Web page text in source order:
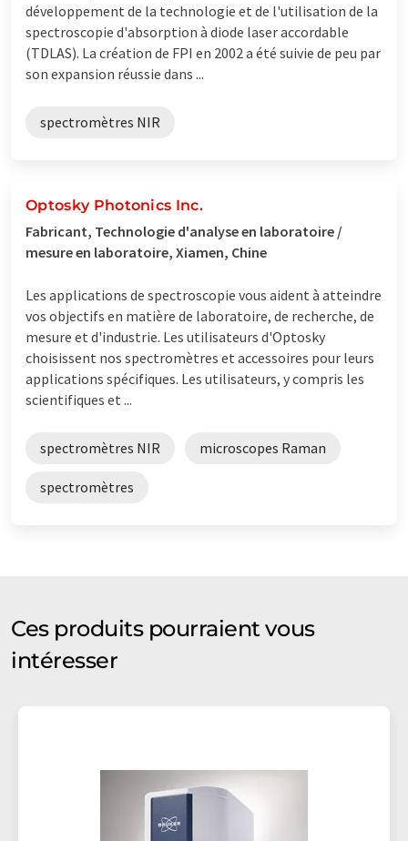
développement de la technologie et de l'utilisation de la
spectroscopie d'absorption à diode laser accordable
(TDLAS). La création de FPI en 2002 a été suivie de peu par
son expansion réussie dans ...
spectromètres NIR
Optosky Photonics Inc.
Fabricant, Technologie d'analyse en laboratoire /
mesure en laboratoire, Xiamen, Chine
Les applications de spectroscopie vous aident à atteindre
vos objectifs en matière de laboratoire, de recherche, de
mesure et d'industrie. Les utilisateurs d'Optosky
choisissent nos spectromètres et accessoires pour leurs
applications spécifiques. Les utilisateurs, y compris les
scientifiques et ...
spectromètres NIR microscopes Raman
spectromètres
Ces produits pourraient vous
intéresser